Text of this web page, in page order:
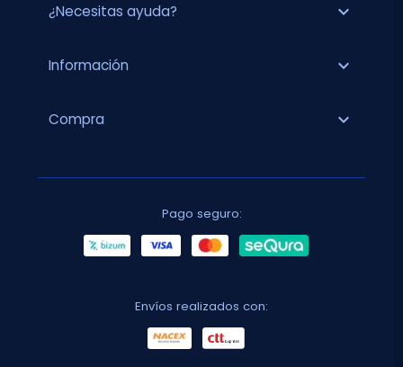
¿Necesitas ayuda? expand_more
Información expand_more
Compra expand_more
Pago seguro:
Envíos realizados con: